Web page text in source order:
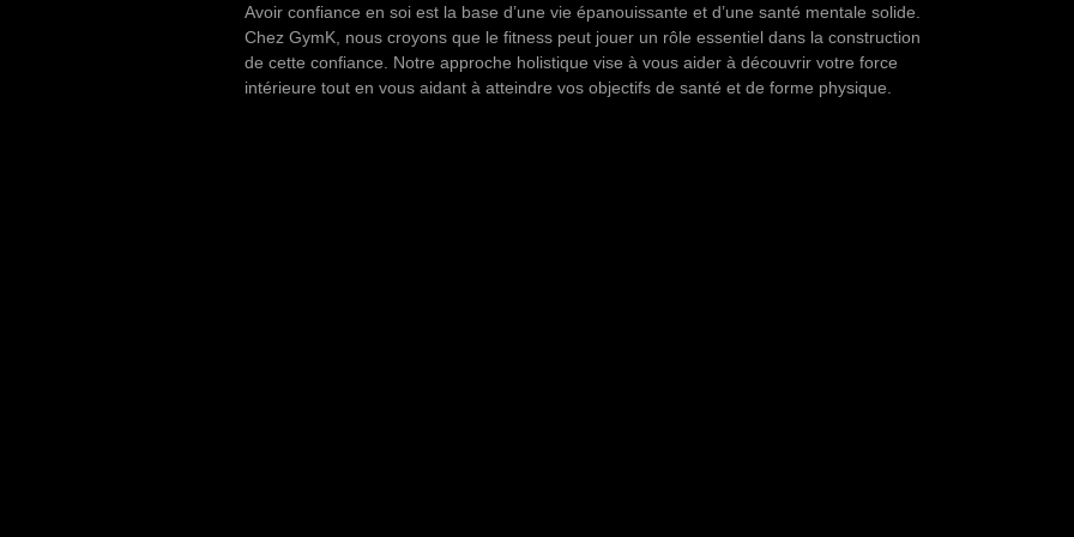
Avoir confiance en soi est la base d’une vie épanouissante et d’une santé mentale solide.
Chez GymK, nous croyons que le fitness peut jouer un rôle essentiel dans la construction
de cette confiance. Notre approche holistique vise à vous aider à découvrir votre force
intérieure tout en vous aidant à atteindre vos objectifs de santé et de forme physique.